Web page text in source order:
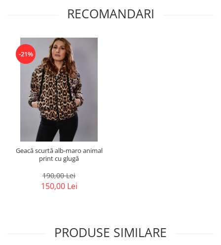
RECOMANDARI
-21%
Geacă scurtă alb-maro animal
print cu glugă
190,00 Lei
150,00 Lei
PRODUSE SIMILARE